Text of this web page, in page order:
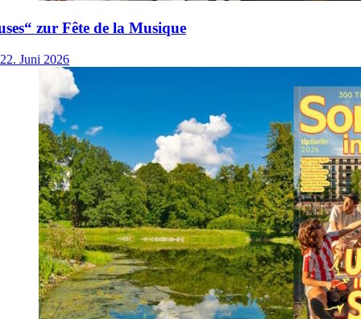
zur Fête de la Musique
22. Juni 2026